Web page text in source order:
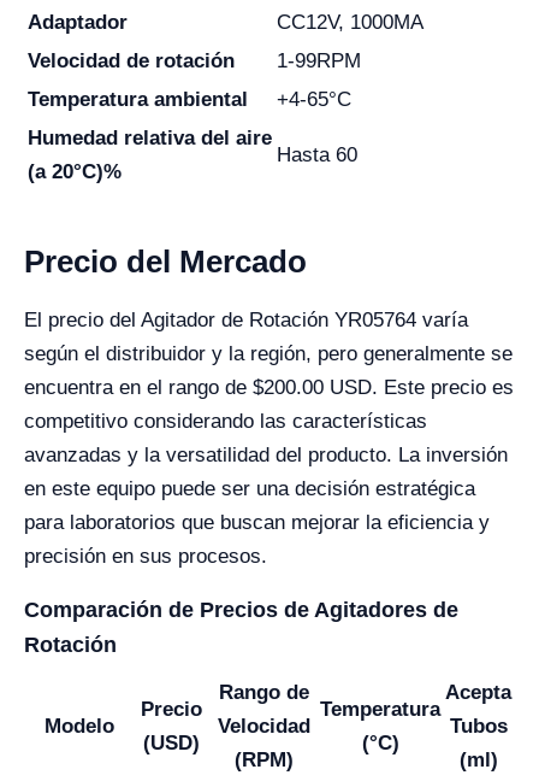
Adaptador
CC12V, 1000MA
Velocidad de rotación
1-99RPM
Temperatura ambiental
+4-65°C
Humedad relativa del aire
(a 20°C)%
Hasta 60
Precio del Mercado
El precio del Agitador de Rotación YR05764 varía
según el distribuidor y la región, pero generalmente se
encuentra en el rango de $200.00 USD. Este precio es
competitivo considerando las características
avanzadas y la versatilidad del producto. La inversión
en este equipo puede ser una decisión estratégica
para laboratorios que buscan mejorar la eficiencia y
precisión en sus procesos.
Comparación de Precios de Agitadores de
Rotación
Modelo
Precio
(USD)
Rango de
Velocidad
(RPM)
Temperatura
(°C)
Acepta
Tubos
(ml)